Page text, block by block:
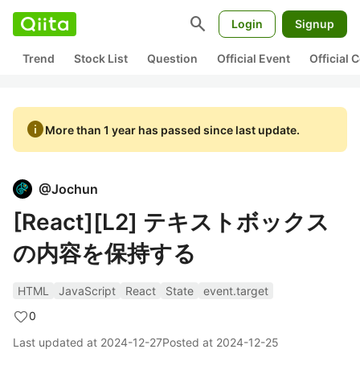
search Login Signup
Trend Stock List Question Official Event Official
infoMore than 1 year has passed since last update.
@Jochun
[React][L2] テキストボックス
の内容を保持する
HTML JavaScript React State
event.target
0
Last updated at 2024-12-27Posted at 2024-12-25